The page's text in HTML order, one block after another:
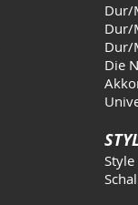
Dur/
Dur/
Dur/
Die